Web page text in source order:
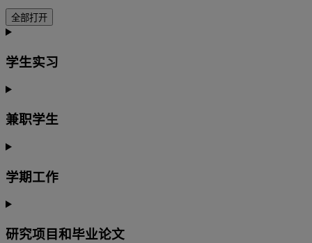
全部打开
学生实习
兼职学生
学期工作
研究项目和毕业论文